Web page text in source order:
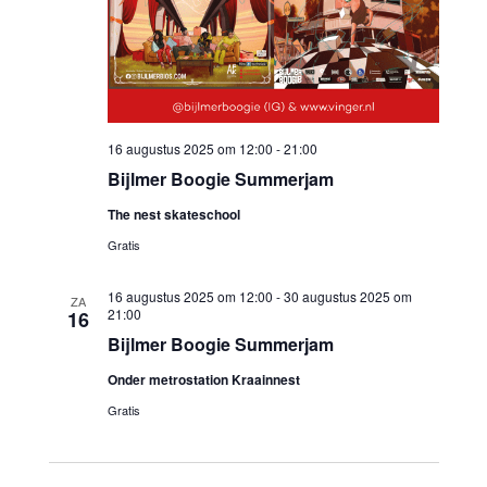
Bijlmer Boogie Summerjam
16 augustus 2025 om 12:00 -21:00
The nest skateschool
Gratis
ZA
16
Bijlmer Boogie Summerjam
16 augustus 2025 om 12:00 -30 augustus 2025 om
21:00
Onder metrostation Kraainnest
Gratis